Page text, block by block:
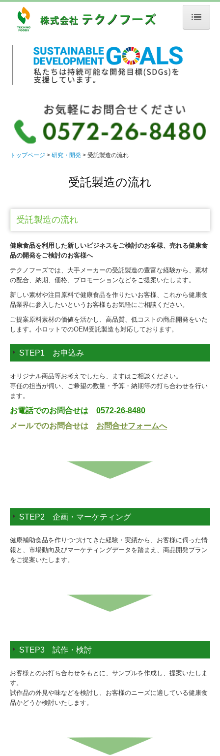
植物酵素パウダー(生酵素)
研究・開発
設備機器
品質管理
受託製造の流れ
お問合せ
プライバシーポリシー
トップページ 研究・開発 受託製造の流れ
受託製造の流れ
受託製造の流れ
健康食品を利用した新しいビジネスをご検討のお客様、売れる健康食
品の開発をご検討のお客様へ
テクノフーズでは、大手メーカーの受託製造の豊富な経験から、素材
の配合、納期、価格、プロモーションなどをご提案いたします。
新しい素材や注目原料で健康食品を作りたいお客様、これから健康食
品業界に参入したいというお客様もお気軽にご相談ください。
ご提案原料素材の価値を活かし、高品質、低コストの商品開発をいた
します。 小ロットでのOEM受託製造も対応しております。
STEP1 お申込み
オリジナル商品等お考えでしたら、ますはご相談ください。
専任の担当が伺い、ご希望の数量・予算・納期等の打ち合わせを行い
ます。
お電話でのお問合せは 0572-26-8480
メールでのお問合せは
お問合せフォームへ
STEP2 企画・マーケティング
健康補助食品を作りつづけてきた経験・実績から、お客様に伺った情
報と、市場動向及びマーケティングデータを踏まえ、商品開発プラン
をご提案いたします。
STEP3 試作・検討
お客様とのお打ち合わせをもとに、サンプルを作成し、提案いたしま
す。
試作品の外見や味などを検討し、お客様のニーズに適している健康食
品かどうか検討いたします。